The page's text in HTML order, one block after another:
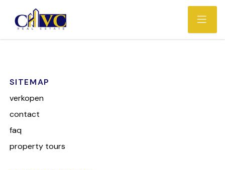
SITEMAP
verkopen
contact
faq
property tours